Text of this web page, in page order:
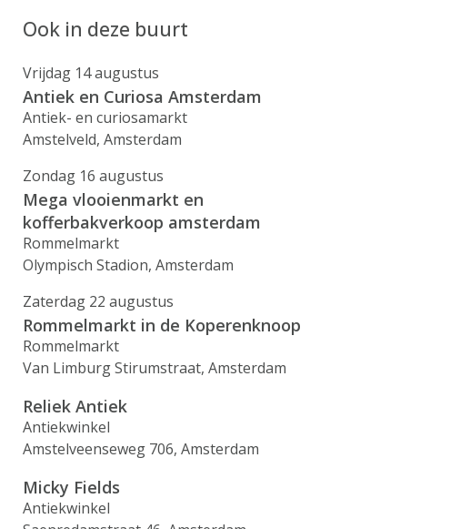
Ook in deze buurt
Vrijdag 14 augustus
Antiek en Curiosa Amsterdam
Antiek- en curiosamarkt
Amstelveld, Amsterdam
Zondag 16 augustus
Mega vlooienmarkt en
kofferbakverkoop amsterdam
Rommelmarkt
Olympisch Stadion, Amsterdam
Zaterdag 22 augustus
Rommelmarkt in de Koperenknoop
Rommelmarkt
Van Limburg Stirumstraat, Amsterdam
Reliek Antiek
Antiekwinkel
Amstelveenseweg 706, Amsterdam
Micky Fields
Antiekwinkel